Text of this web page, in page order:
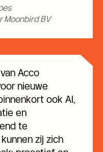
Moonbird BV
Acco
nieuwe
ook AI,
en
te
zij zich